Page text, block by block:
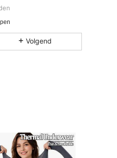
314
314
314
Volgend